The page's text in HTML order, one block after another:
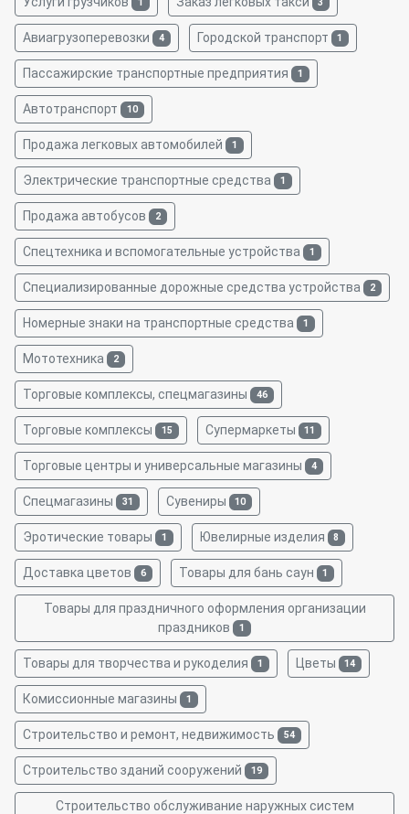
Авиагрузоперевозки 4 Городской транспорт 1
Пассажирские транспортные предприятия 1
Автотранспорт 10
Продажа легковых автомобилей 1
Электрические транспортные средства 1
Продажа автобусов 2
Спецтехника и вспомогательные устройства 1
Специализированные дорожные средства устройства 2
Номерные знаки на транспортные средства 1
Мототехника 2
Торговые комплексы, спецмагазины 46
Торговые комплексы 15 Супермаркеты 11
Торговые центры и универсальные магазины 4
Спецмагазины 31 Сувениры 10
Эротические товары 1 Ювелирные изделия 8
Доставка цветов 6 Товары для бань саун 1
Товары для праздничного оформления организации
праздников 1
Товары для творчества и рукоделия 1 Цветы 14
Комиссионные магазины 1
Строительство и ремонт, недвижимость 54
Строительство зданий сооружений 19
Строительство обслуживание наружных систем